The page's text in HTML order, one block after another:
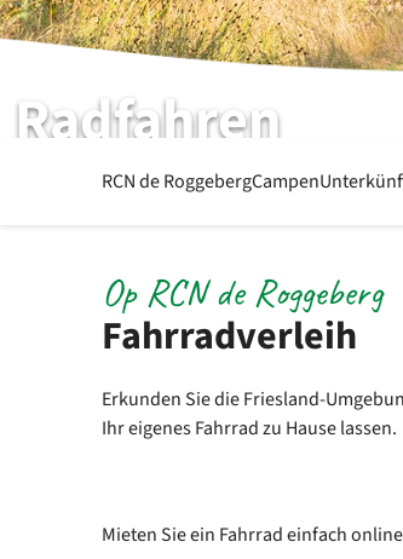
Radfahren
RCN de RoggebergRCN de RoggebergCampen
Fahrradverleih
Op RCN de Roggeberg
Erkunden Sie die Friesland-
Ihr eigenes Fahrrad zu Hause lassen.
Mieten Sie ein Fahrrad einfach